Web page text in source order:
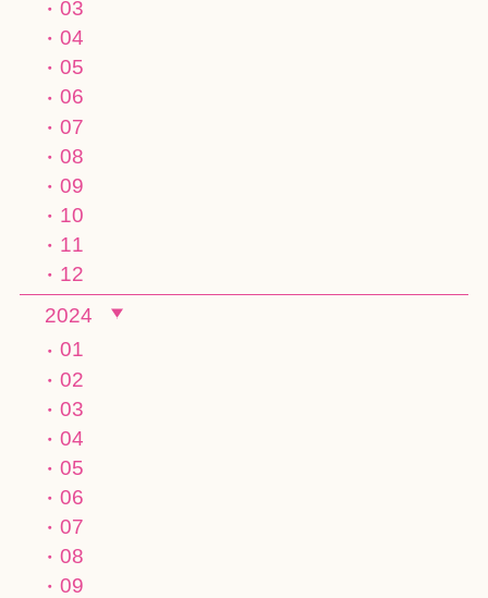
03
04
05
06
07
08
09
10
11
12
2024
01
02
03
04
05
06
07
08
09